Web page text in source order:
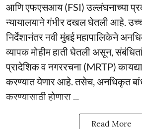
आणि एफएसआय (FSI) उल्लंघनाच्या
न्यायालयाने गंभीर दखल घेतली आहे. उच्च
निर्देशानंतर नवी मुंबई महापालिकेने
व्यापक मोहीम हाती घेतली असून,
प्रादेशिक व नगररचना (MRTP)
करण्यात येणार आहे. तसेच, अनधिकृत
करण्यासाठी होणारा ...
Read More